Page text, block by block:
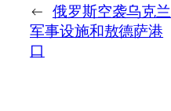
← 俄罗斯空袭乌克兰
军事设施和敖德萨港
口